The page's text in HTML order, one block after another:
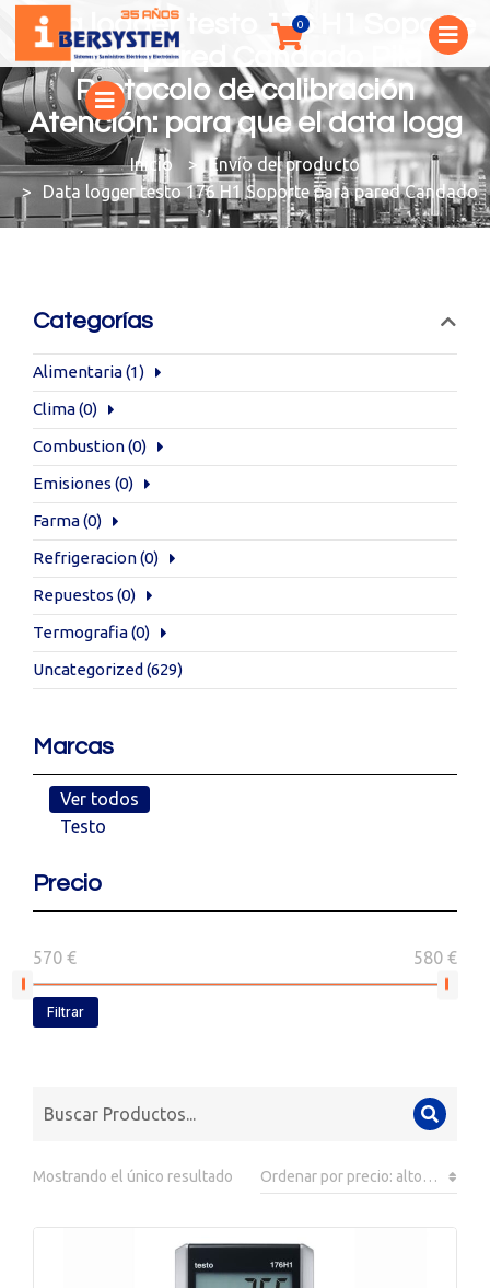
Data logger testo 176 H1 Soporte
para pared Candado Pila
Protocolo de calibración
Atención: para que el data logg
You are here:
Envío del producto
Data logger testo 176 H1 Soporte para pared
Categorías
Alimentaria(1)
Clima(0)
Combustion(0)
Emisiones (0)
Farma(0)
Refrigeracion(0)
Repuestos (0)
Termografia(0)
Uncategorized (629)
Marcas
Ver todos
Testo
Precio
570 € 580 €
Filtrar
Mostrando el único resultado